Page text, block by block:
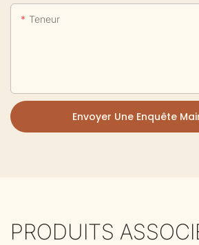
Teneur
Envoyer Une Enquête
PRODUITS